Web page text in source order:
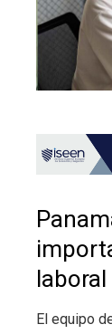
laboral
El equipo